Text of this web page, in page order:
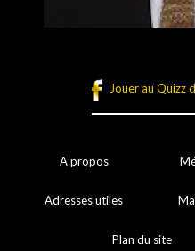
Jouer au Quizz
A propos
Adresses utiles
Plan du site